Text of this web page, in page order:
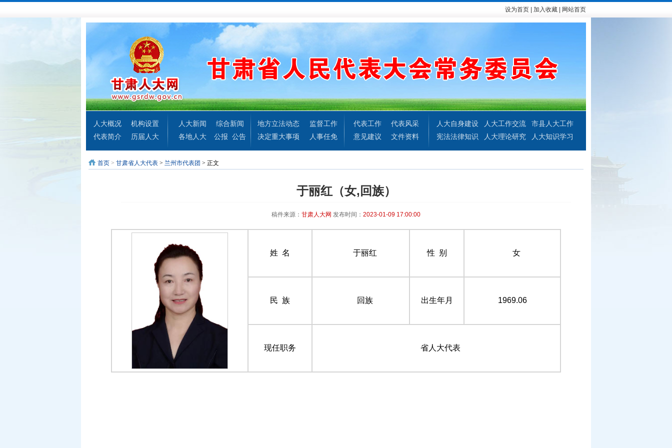
设为首页 加入收藏 网站首页
人大概况
机构设置
代表简介
历届人大
人大新闻
综合新闻
各地人大
公报 公告
地方立法动态
监督工作
决定重大事项
人事任免
代表工作
代表风采
意见建议
文件资料
人大自身建设 人大工作交流
市县人大工作
宪法法律知识
人大理论研究 人大知识学习
首页 > 甘肃省人大代表 > 兰州市代表团 > 正文
于丽红（女,回族）
稿件来源： 甘肃人大网 发布时间： 2023-01-09 17:00:00
姓 名 于丽红 性 别 女
民 族 回族 出生年月 1969.06
现任职务 省人大代表